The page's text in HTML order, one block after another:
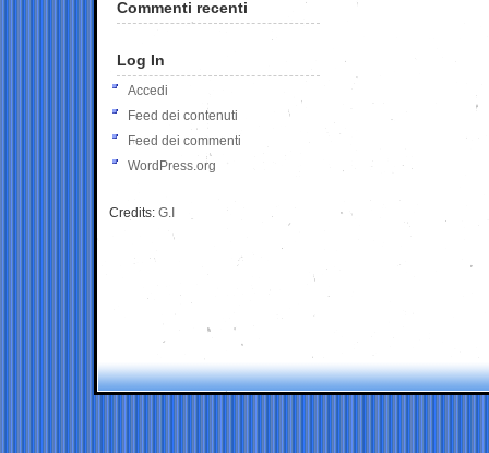
Commenti recenti
Log In
Accedi
Feed dei contenuti
Feed dei commenti
WordPress.org
Credits: G.I